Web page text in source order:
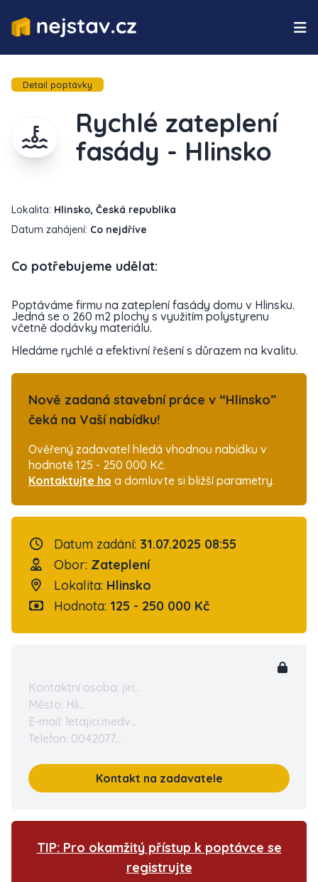
Detail poptávky
Rychlé zateplení
fasády - Hlinsko
Lokalita: Hlinsko, Česká republika
Datum zahájení: Co nejdříve
Co potřebujeme udělat:
Poptáváme firmu na zateplení fasády domu v Hlinsku.
Jedná se o 260 m2 plochy s využitím polystyrenu
včetně dodávky materiálu.
Hledáme rychlé a efektivní řešení s důrazem na kvalitu.
Nově zadaná stavební práce v “Hlinsko”
čeká na Vaší nabídku!
Ověřený zadavatel hledá vhodnou nabídku v
hodnotě 125 - 250 000 Kč.
Kontaktujte ho a domluvte si bližší parametry.
Datum zadání: 31.07.2025 08:55
Obor: Zateplení
Lokalita: Hlinsko
Hodnota: 125 - 250 000 Kč
Kontaktní osoba: jiri...
Město: Hli...
E-mail: letajici.medv...
Telefon: 0042077...
Kontakt na zadavatele
TIP: Pro okamžitý přístup k poptávce se
registrujte